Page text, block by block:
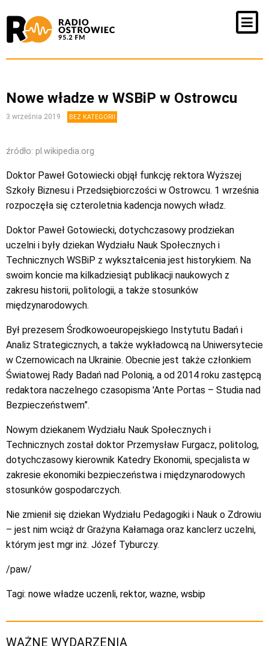
Nowe władze w WSBiP w Ostrowcu
3 września 2019 BEZ KATEGORII
źródło: pl.wikipedia.org
Doktor Paweł Gotowiecki objął funkcję rektora Wyższej
Szkoły Biznesu i Przedsiębiorczości w Ostrowcu. 1 września
rozpoczęła się czteroletnia kadencja nowych władz.
Doktor Paweł Gotowiecki, dotychczasowy prodziekan
uczelni i były dziekan Wydziału Nauk Społecznych i
Technicznych WSBiP z wykształcenia jest historykiem. Na
swoim koncie ma kilkadziesiąt publikacji naukowych z
zakresu historii, politologii, a także stosunków
międzynarodowych.
Był prezesem Środkowoeuropejskiego Instytutu Badań i
Analiz Strategicznych, a także wykładowcą na Uniwersytecie
w Czernowicach na Ukrainie. Obecnie jest także członkiem
Światowej Rady Badań nad Polonią, a od 2014 roku zastępcą
redaktora naczelnego czasopisma 'Ante Portas – Studia nad
Bezpieczeństwem”.
Nowym dziekanem Wydziału Nauk Społecznych i
Technicznych został doktor Przemysław Furgacz, politolog,
dotychczasowy kierownik Katedry Ekonomii, specjalista w
zakresie ekonomiki bezpieczeństwa i międzynarodowych
stosunków gospodarczych.
Nie zmienił się dziekan Wydziału Pedagogiki i Nauk o Zdrowiu
– jest nim wciąż dr Grażyna Kałamaga oraz kanclerz uczelni,
którym jest mgr inż. Józef Tyburczy.
/paw/
Tagi: nowe władze uczenli, rektor, wazne, wsbip
WAŻNE WYDARZENIA